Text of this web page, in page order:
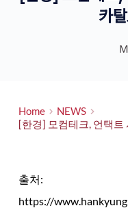
카
Home
NEWS
[한경] 모컴테크, 언택트
출처:
https://